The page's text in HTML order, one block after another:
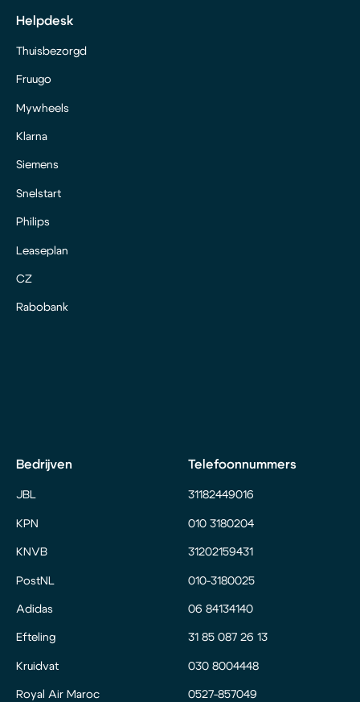
Helpdesk
Thuisbezorgd
Fruugo
Mywheels
Klarna
Siemens
Snelstart
Philips
Leaseplan
CZ
Rabobank
Bedrijven
JBL
KPN
KNVB
PostNL
Adidas
Efteling
Kruidvat
Royal Air Maroc
Telefoonnummers
31182449016
010 3180204
31202159431
010-3180025
06 84134140
31 85 087 26 13
030 8004448
0527-857049